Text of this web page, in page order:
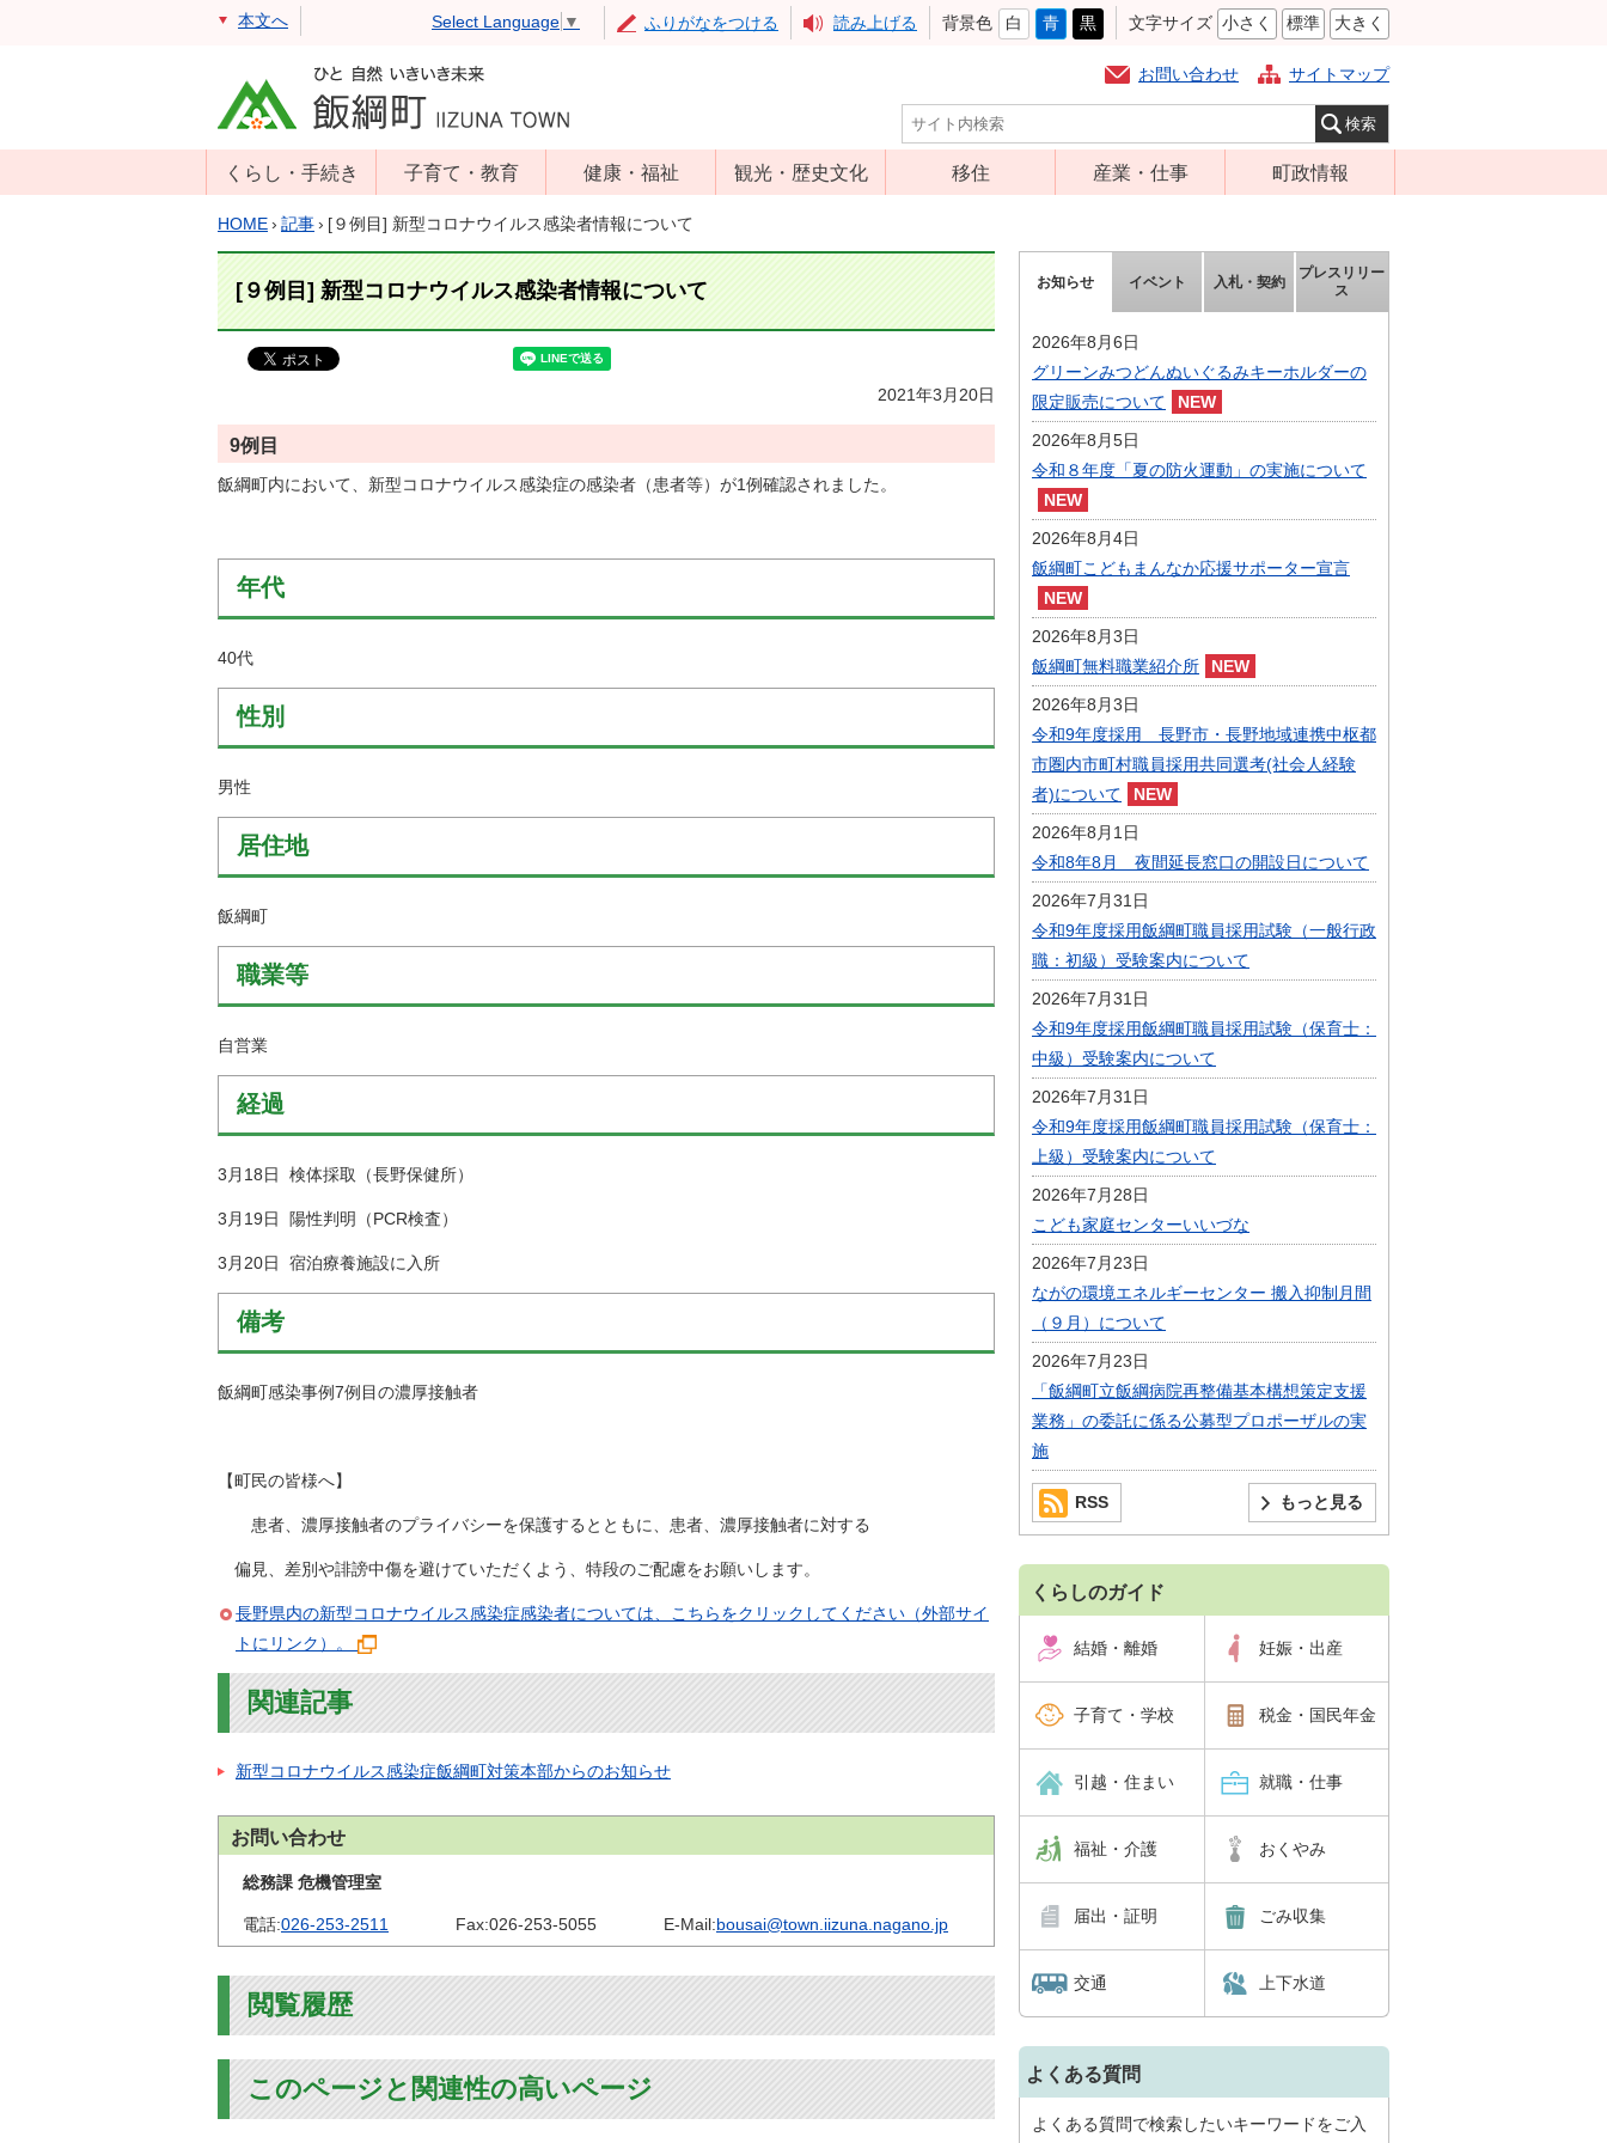
本文へ Select Language ▼ ふりがなをつける 読み上げる 背景色 白 青 黒 文字サイズ 小さく 標準 大きく
お問い合わせ サイトマップ
くらし・手続き
戸籍・住民票・
住民登録
マイナンバー
消防・防災
年金・保険
住まい・土地
環境・ゴミ
安全・防犯
相談窓口
子育て・教育
年齢別子育て情
子育て支援
学校給食
健康・福祉
児童福祉
高齢者福祉
介護保険
障害福祉
保健・医療
食育
観光・歴史文化
アップルミュー
ーツ
文化財
移住 産業・仕事
就労支援
農林業振興
届出・証明・法
令・規制
企業の税金
入札・契約
指定管理者制度
人材募集
町政情報
組織案内
庁舎案内
ふるさと納税
人事・職員募集
まちづくり
庁舎建設
HOME› 記事› [９例目] 新型コロナウイルス感染者情報について
[９例目] 新型コロナウイルス感染者情報について
2021年3月20日
9例目
飯綱町内において、新型コロナウイルス感染症の感染者（患者等）が1例確認されました。
年代
40代
性別
男性
居住地
飯綱町
職業等
自営業
経過
3月18日 検体採取（長野保健所）
3月19日 陽性判明（PCR検査）
3月20日 宿泊療養施設に入所
備考
飯綱町感染事例7例目の濃厚接触者
【町民の皆様へ】
患者、濃厚接触者のプライバシーを保護するとともに、患者、濃厚接触者に対する
偏見、差別や誹謗中傷を避けていただくよう、特段のご配慮をお願いします。
長野県内の新型コロナウイルス感染症感染者については、こちらをクリックしてください（外部サイ
トにリンク）。
関連記事
新型コロナウイルス感染症飯綱町対策本部からのお知らせ
お問い合わせ
総務課 危機管理室
電話:026-253-2511 Fax:026-253-5055 E-Mail:bousai@town.iizuna.nagano.jp
閲覧履歴
このページと関連性の高いページ
お知らせ イベント 入札・契約
プレスリリー
ス
2026年8月6日
グリーンみつどんぬいぐるみキーホルダーの
限定販売について
2026年8月5日
令和８年度「夏の防火運動」の実施について
2026年8月4日
飯綱町こどもまんなか応援サポーター宣言
2026年8月3日
飯綱町無料職業紹介所
2026年8月3日
令和9年度採用 長野市・長野地域連携中枢都
市圏内市町村職員採用共同選考(社会人経験
者)について
2026年8月1日
令和8年8月 夜間延長窓口の開設日について
2026年7月31日
令和9年度採用飯綱町職員採用試験（一般行政
職：初級）受験案内について
2026年7月31日
令和9年度採用飯綱町職員採用試験（保育士：
中級）受験案内について
2026年7月31日
令和9年度採用飯綱町職員採用試験（保育士：
上級）受験案内について
2026年7月28日
こども家庭センターいいづな
2026年7月23日
ながの環境エネルギーセンター 搬入抑制月間
（９月）について
2026年7月23日
「飯綱町立飯綱病院再整備基本構想策定支援
業務」の委託に係る公募型プロポーザルの実
施
もっと見る
RSS
くらしのガイド
結婚・離婚 妊娠・出産
子育て・学校 税金・国民年金
引越・住まい 就職・仕事
福祉・介護 おくやみ
届出・証明 ごみ収集
交通 上下水道
よくある質問
よくある質問で検索したいキーワードをご入